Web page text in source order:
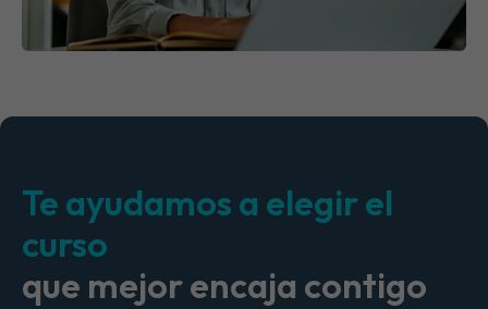
Te ayudamos a elegir el
curso
que mejor encaja contigo